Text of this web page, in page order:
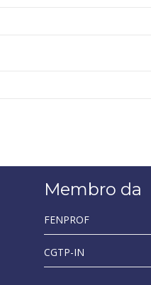
Membro da
FENPROF
CGTP-IN